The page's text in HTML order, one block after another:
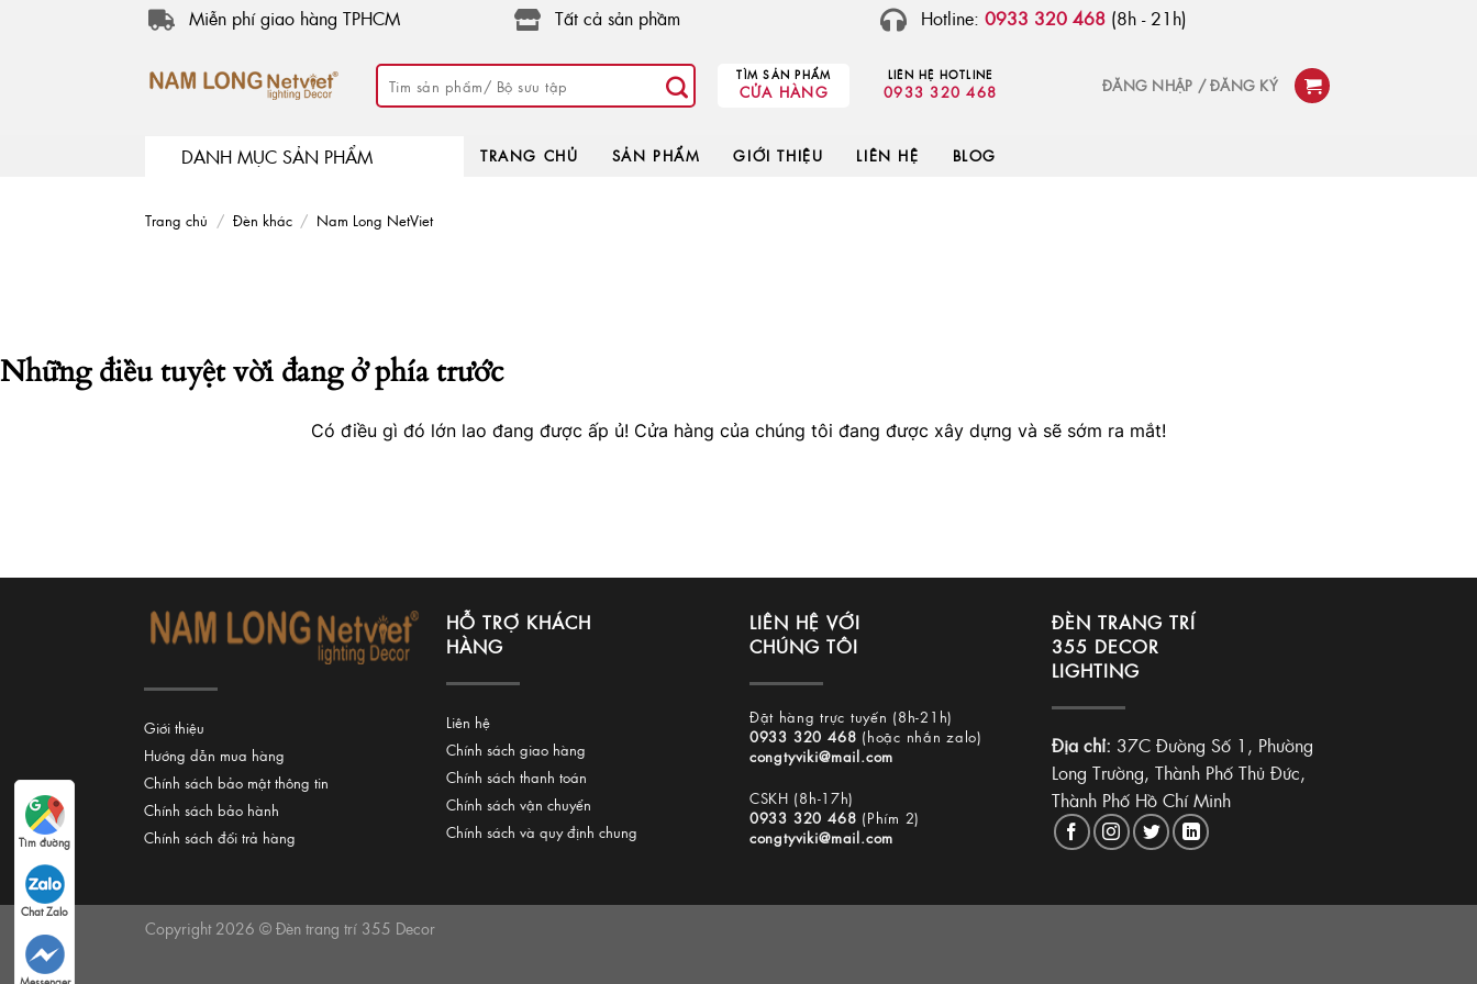
Miễn phí giao hàng TPHCM Tất cả sản phầm Hotline:0933 320 468 (8h - 21h)
Tìm
kiếm:
TÌM SẢN PHẨM
CỬA HÀNG
LIÊN HỆ HOTLINE
0933 320 468 ĐĂNG NHẬP / ĐĂNG KÝ
DANH MỤC SẢN PHẨM TRANG CHỦ SẢN PHẨM GIỚI THIỆU LIÊN HỆ BLOG
Trang chủ / Đèn khác / Nam Long NetViet
Những điều tuyệt vời đang ở phía trước
Có điều gì đó lớn lao đang được ấp ủ! Cửa hàng của chúng tôi đang được xây dựng và sẽ sớm ra mắt!
Giới thiệu
Hướng dẫn mua hàng
Chính sách bảo mật thông tin
Chính sách bảo hành
Chính sách đổi trả hàng
HỖ TRỢ KHÁCH
HÀNG
Liên hệ
Chính sách giao hàng
Chính sách thanh toán
Chính sách vận chuyển
Chính sách và quy định chung
LIÊN HỆ VỚI
CHÚNG TÔI
Đặt hàng trực tuyến (8h-21h)
0933 320 468 (hoặc nhắn zalo)
congtyviki@mail.com
CSKH (8h-17h)
0933 320 468 (Phím 2)
congtyviki@mail.com
ĐÈN TRANG TRÍ
355 DECOR
LIGHTING
Địa chỉ: 37C Đường Số 1, Phường
Long Trường, Thành Phố Thủ Đức,
Thành Phố Hồ Chí Minh
Copyright 2026 © Đèn trang trí 355 Decor
Tìm đường
Chat Zalo